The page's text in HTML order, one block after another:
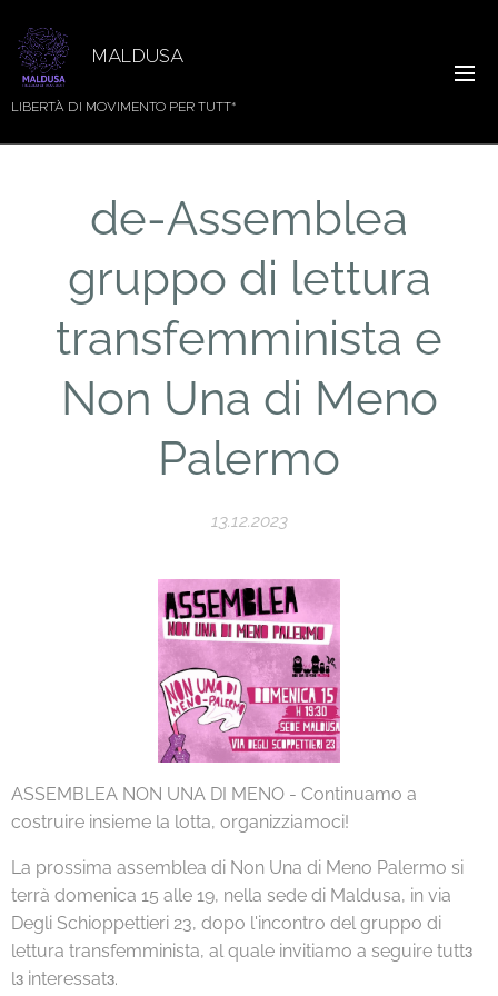
MALDUSA
LIBERTÀ DI MOVIMENTO PER TUTT*
de-Assemblea
gruppo di lettura
transfemminista e
Non Una di Meno
Palermo
13.12.2023
ASSEMBLEA NON UNA DI MENO - Continuamo a
costruire insieme la lotta, organizziamoci!
La prossima assemblea di Non Una di Meno Palermo si
terrà domenica 15 alle 19, nella sede di Maldusa, in via
Degli Schioppettieri 23, dopo l'incontro del gruppo di
lettura transfemminista, al quale invitiamo a seguire tuttɜ
lɜ interessatɜ.